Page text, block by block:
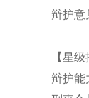
辩护意
【星
辩护